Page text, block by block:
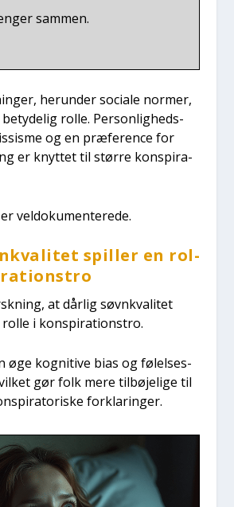
sam­men.
her­un­der soci­a­le nor­mer,
rol­le. Per­son­lig­heds­
og en præ­fe­ren­ce for
er knyt­tet til stør­re kon­spira­
vel­do­ku­men­te­re­de.
spil­ler en rol­
at dår­lig søvn­kva­li­tet
i kon­spira­tions­tro.
øge kog­ni­ti­ve bias og følel­ses­
gør folk mere til­bø­je­li­ge til
for­kla­rin­ger.